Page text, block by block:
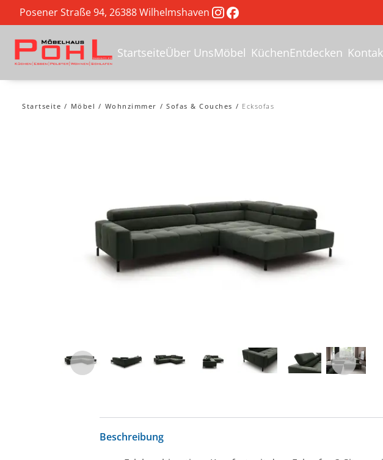
Posener Straße 94, 26388 Wilhelmshaven
StartseiteÜber UnsMöbel KüchenEntdecken
Startseite Möbel Wohnzimmer Sofas & Couches Ecksofas
Beschreibung